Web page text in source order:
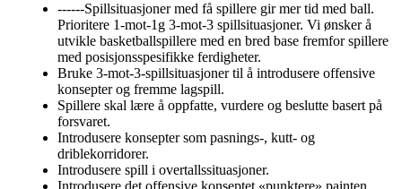
------Spillsituasjoner med få spillere gir mer tid med ball.
Prioritere 1-mot-1g 3-mot-3 spillsituasjoner. Vi ønsker å
utvikle basketballspillere med en bred base fremfor spillere
med posisjonsspesifikke ferdigheter.
Bruke 3-mot-3-spillsituasjoner til å introdusere offensive
konsepter og fremme lagspill.
Spillere skal lære å oppfatte, vurdere og beslutte basert på
forsvaret.
Introdusere konsepter som pasnings-, kutt- og
driblekorridorer.
Introdusere spill i overtallssituasjoner.